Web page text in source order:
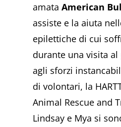
amataAmerican
assiste e la aiuta
epilettiche di cui
durante una visita al
agli sforzi
di volontari, la
Animal Rescue and
Lindsay e Mya si